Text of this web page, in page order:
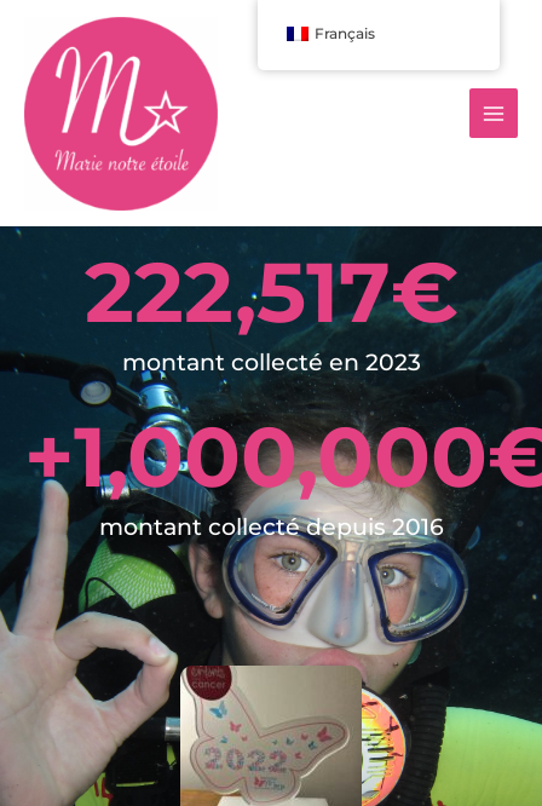
contenu
montant collecté en 2023
222,517€
montant collecté depuis 2016
+1,000,000
Français